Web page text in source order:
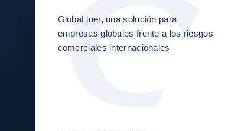
GlobaLiner, una solución para
empresas globales frente a los riesgos
comerciales internacionales